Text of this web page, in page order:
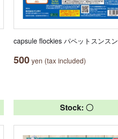
capsule flockies パペットスンスン
500 yen (tax included)
Stock: 〇